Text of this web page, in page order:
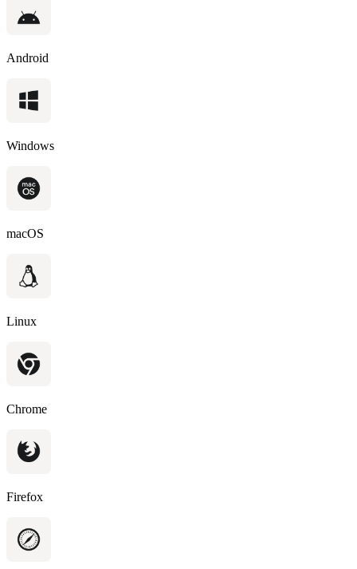
Android
Windows
macOS
Linux
Chrome
Firefox